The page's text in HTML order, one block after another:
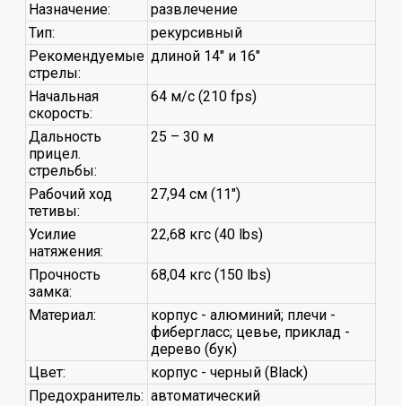
Назначение:
развлечение
Тип:
рекурсивный
Рекомендуемые
стрелы:
длиной 14" и 16"
Начальная
скорость:
64 м/с (210 fps)
Дальность
прицел.
стрельбы:
25 – 30 м
Рабочий ход
тетивы:
27,94 см (11")
Усилие
натяжения:
22,68 кгc (40 lbs)
Прочность
замка:
68,04 кгc (150 lbs)
Материал:
корпус - алюминий; плечи -
фибергласс; цевье, приклад -
дерево (бук)
Цвет:
корпус - черный (Black)
Предохранитель: автоматический